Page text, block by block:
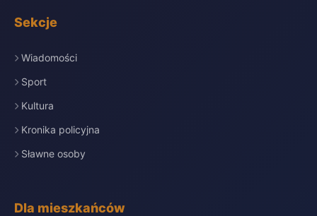
Sekcje
Wiadomości
Sport
Kultura
Kronika policyjna
Sławne osoby
Dla mieszkańców